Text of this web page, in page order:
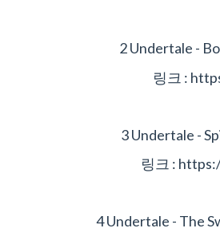
2Undertale -
링크 :
3 Undertale -
링크 :
4 Undertale - The